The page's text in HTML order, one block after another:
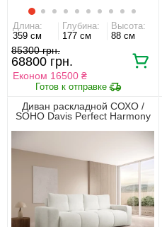
Длина:
359 см
Глубина:
177 см
Высота:
88 см
85300 грн.
68800 грн.
Економ 16500 ₴
Диван раскладной СОХО /
SOHO Davis Perfect Harmony